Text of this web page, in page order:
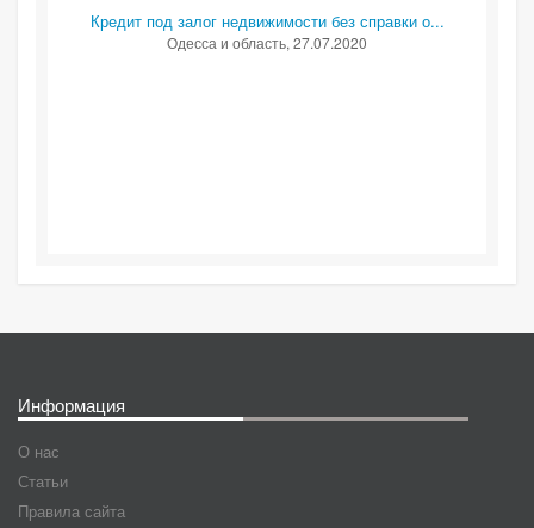
Кредит под залог недвижимости без справки о...
Одесса и область, 27.07.2020
Информация
О нас
Статьи
Правила сайта